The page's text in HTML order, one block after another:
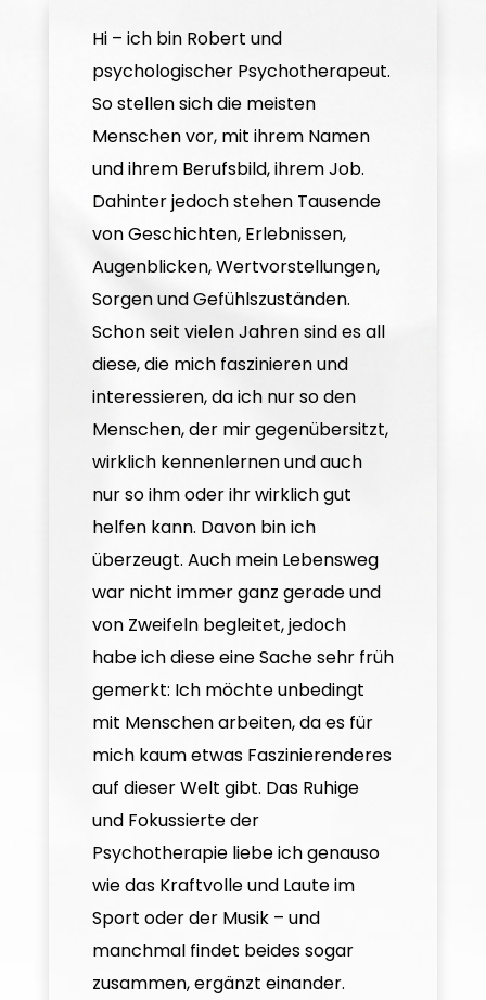
Hi – ich bin Robert und
psychologischer Psychotherapeut.
So stellen sich die meisten
Menschen vor, mit ihrem Namen
und ihrem Berufsbild, ihrem Job.
Dahinter jedoch stehen Tausende
von Geschichten, Erlebnissen,
Augenblicken, Wertvorstellungen,
Sorgen und Gefühlszuständen.
Schon seit vielen Jahren sind es all
diese, die mich faszinieren und
interessieren, da ich nur so den
Menschen, der mir gegenübersitzt,
wirklich kennenlernen und auch
nur so ihm oder ihr wirklich gut
helfen kann. Davon bin ich
überzeugt. Auch mein Lebensweg
war nicht immer ganz gerade und
von Zweifeln begleitet, jedoch
habe ich diese eine Sache sehr früh
gemerkt: Ich möchte unbedingt
mit Menschen arbeiten, da es für
mich kaum etwas Faszinierenderes
auf dieser Welt gibt. Das Ruhige
und Fokussierte der
Psychotherapie liebe ich genauso
wie das Kraftvolle und Laute im
Sport oder der Musik – und
manchmal findet beides sogar
zusammen, ergänzt einander.